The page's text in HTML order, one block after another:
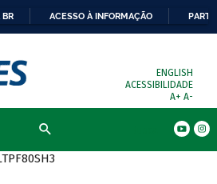
BR ACESSO À INFORMAÇÃO
ENGLISH
ACESSIBILIDADE
A+ A-